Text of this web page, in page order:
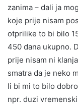
zanima – dali ja
koje prije nisam
otprilike to bi bilo
450 dana ukupno.
prije nisam ni
smatra da je neko
li bi mi to bilo
npr. duzi